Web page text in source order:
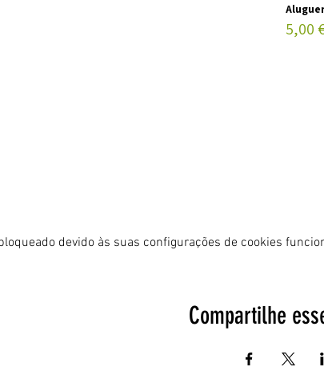
5,00
devido às suas configurações de cookies
Compartilhe